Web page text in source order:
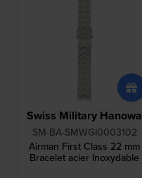
Swiss Military Hanowa
SM-BA-SMWGI0003102
Airman First Class 22 mm
Bracelet acier Inoxydable